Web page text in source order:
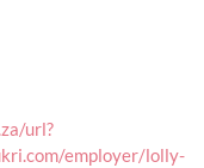
url?
employer/lolly-